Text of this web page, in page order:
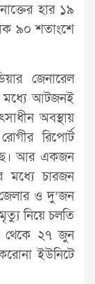
হার ১৯
৯০ শতাংশে
জেনারেল
মধ্যে আটজনই
অবস্থায়
রিপোর্ট
আর একজন
মধ্যে চারজন
জেলার ও দু’জন
নিয়ে চলতি
থেকে ২৭ জুন
ইউনিটে